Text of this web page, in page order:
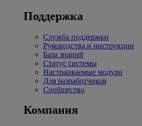
Поддержка
Служба поддержки
Руководства и инструкции
База знаний
Статус системы
Настраиваемые модули
Для разработчиков
Сообщество
Компания